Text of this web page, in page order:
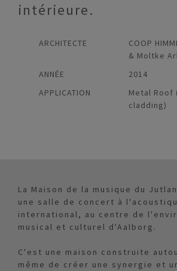
intérieure.
ARCHITECTE
COOP
& Moltke
ANNÉE
2014
APPLICATION
Metal
cladding)
La Maison de la musique du
une salle de concert à
international, au centre de
musical et culturel d'Aalborg.
C'est une maison construite
même de créer une synergie et